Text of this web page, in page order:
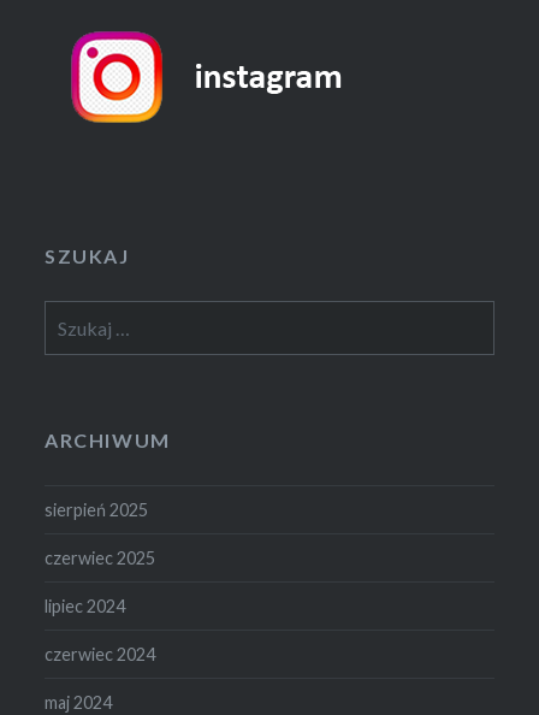
SZUKAJ
ARCHIWUM
sierpień 2025
czerwiec 2025
lipiec 2024
czerwiec 2024
maj 2024